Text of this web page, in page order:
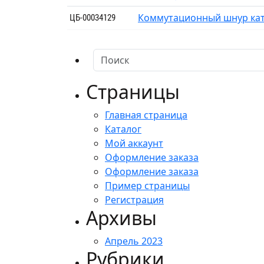
ЦБ-00034129 Коммутационный шнур
Страницы
Главная страница
Каталог
Мой аккаунт
Оформление заказа
Оформление заказа
Пример страницы
Регистрация
Архивы
Апрель 2023
Рубрики